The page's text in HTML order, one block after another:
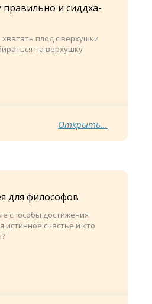
правильно и сиддха-
плод с верхушки
на верхушку
Открыть...
для философов
способы достижения
истинное счастье и кто